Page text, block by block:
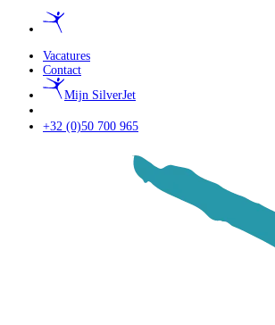
Vacatures
Contact
Mijn SilverJet
+32 (0)50 700 965